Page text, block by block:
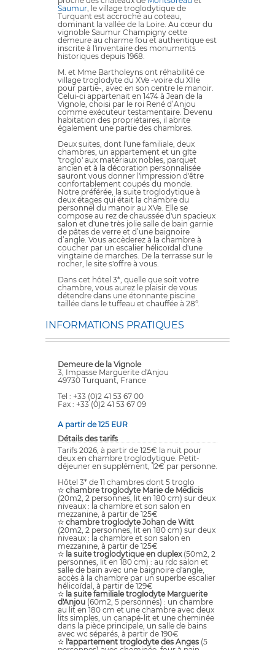
Saumur, le village troglodytique de
Turquant est accroché au coteau,
dominant la vallée de la Loire. Au cœur du
vignoble Saumur Champigny cette
demeure au charme fou et authentique est
inscrite à l'inventaire des monuments
historiques depuis 1968.
M. et Mme Bartholeyns ont réhabilité ce
village troglodyte du XVe -voire du XIIe
pour partie-, avec en son centre le manoir.
Celui-ci appartenait en 1474 à Jean de la
Vignole, choisi par le roi René d’Anjou
comme exécuteur testamentaire. Devenu
habitation des propriétaires, il abrite
également une partie des chambres.
Deux suites, dont l'une familiale, deux
chambres, un appartement et un gîte
'troglo' aux matériaux nobles, parquet
ancien et à la décoration personnalisée
sauront vous donner l'impression d'être
confortablement coupés du monde.
Notre préférée, la suite troglodytique à
deux étages qui était la chambre du
personnel du manoir au XVe. Elle se
compose au rez de chaussée d'un spacieux
salon et d'une très jolie salle de bain garnie
de pâtes de verre et d’une baignoire
d’angle. Vous accèderez à la chambre à
coucher par un escalier hélicoïdal d'une
vingtaine de marches. De la terrasse sur le
rocher, le site s'offre à vous.
Dans cet hôtel 3*, quelle que soit votre
chambre, vous aurez le plaisir de vous
détendre dans une étonnante piscine
taillée dans le tuffeau et chauffée à 28°.
INFORMATIONS PRATIQUES
Demeure de la Vignole
3, Impasse Marguerite d'Anjou
49730 Turquant, France
Tel : +33 (0)2 41 53 67 00
Fax : +33 (0)2 41 53 67 09
A partir de 125 EUR
Détails des tarifs
Tarifs 2026, à partir de 125€ la nuit pour
deux en chambre troglodytique. Petit-
déjeuner en supplément, 12€ par personne.
Hôtel 3* de 11 chambres dont 5 troglo
✫ chambre troglodyte Marie de Medicis
(20m2, 2 personnes, lit en 180 cm) sur deux
niveaux : la chambre et son salon en
mezzanine, à partir de 125€
✫ chambre troglodyte Johan de Witt
(20m2, 2 personnes, lit en 180 cm) sur deux
niveaux : la chambre et son salon en
mezzanine, à partir de 125€
✫ la suite troglodytique en duplex(50m2, 2
personnes, lit en 180 cm) : au rdc salon et
salle de bain avec une baignoire d'angle,
accès à la chambre par un superbe escalier
hélicoïdal, à partir de 129€
✫ la suite familiale troglodyte Marguerite
d'Anjou (60m2, 5 personnes) : un chambre
au lit en 180 cm et une chambre avec deux
lits simples, un canapé-lit et une cheminée
dans la pièce principale, un salle de bains
avec wc séparés, à partir de 190€
✫ l'appartement troglodyte des Anges (5